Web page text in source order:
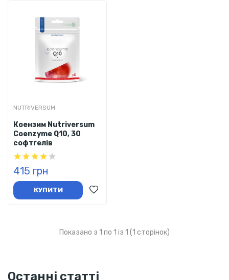
NUTRIVERSUM
Коензим Nutriversum
Coenzyme Q10, 30
софтгелів
415 грн
КУПИТИ
Показано з 1 по 1 із 1 (1 сторінок)
Останні статті